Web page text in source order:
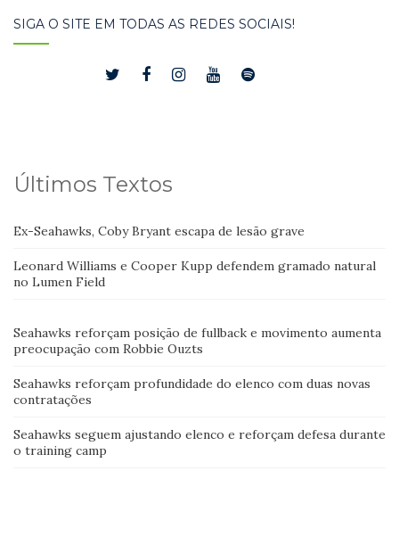
SIGA O SITE EM TODAS AS REDES SOCIAIS!
Últimos Textos
Ex-Seahawks, Coby Bryant escapa de lesão grave
Leonard Williams e Cooper Kupp defendem gramado natural
no Lumen Field
Seahawks reforçam posição de fullback e movimento aumenta
preocupação com Robbie Ouzts
Seahawks reforçam profundidade do elenco com duas novas
contratações
Seahawks seguem ajustando elenco e reforçam defesa durante
o training camp